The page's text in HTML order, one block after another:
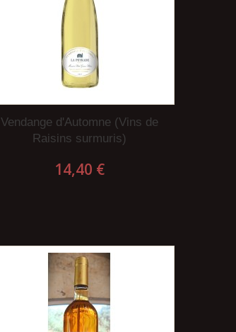
Vendange d'Automne (Vins de
Raisins surmuris)
14,40 €